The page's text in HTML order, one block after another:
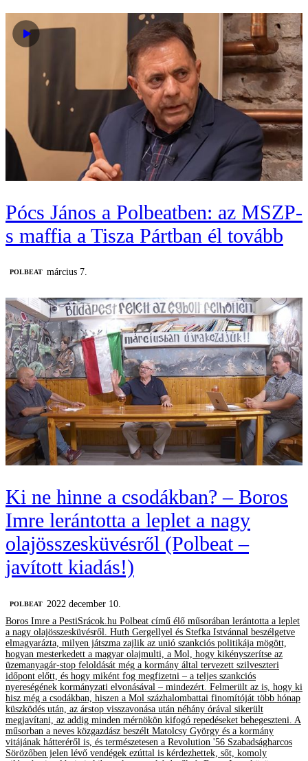
Pócs János a Polbeatben: az MSZP-
s maffia a Tisza Pártban él tovább
‎POLBEAT március 7.
Ki ne hinne a csodákban? – Boros
Imre lerántotta a leplet a nagy
olajösszesküvésről (Polbeat –
javított kiadás!)
‎POLBEAT
2022 december 10.
Boros Imre a PestiSrácok.hu Polbeat című élő műsorában lerántotta a leplet
a nagy olajösszesküvésről. Huth Gergellyel és Stefka Istvánnal beszélgetve
elmagyarázta, milyen játszma zajlik az unió szankciós politikája mögött,
hogyan mesterkedett a magyar olajmulti, a Mol, hogy kikényszerítse az
üzemanyagár-stop feloldását még a kormány által tervezett szilveszteri
időpont előtt, és hogy miként fog megfizetni – a teljes szankciós
nyereségének kormányzati elvonásával – mindezért. Felmerült az is, hogy ki
hisz még a csodákban, hiszen a Mol százhalombattai finomítóját több hónap
küszködés után, az árstop visszavonása után néhány órával sikerült
megjavítani, az addig minden mérnökön kifogó repedéseket behegeszteni. A
műsorban a neves közgazdász beszélt Matolcsy György és a kormány
vitájának hátteréről is, és természetesen a Revolution '56 Szabadságharcos
Sörözőben jelen lévő vendégek ezúttal is kérdezhettek, sőt, komoly